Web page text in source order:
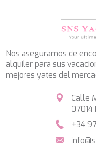
Nos aseguramos de
alquiler para sus
mejores yates del
Calle
07014
+34